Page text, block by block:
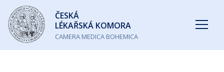
Česká
lékařská
komora
ČESKÁ
LÉKAŘSKÁ KOMORA
CAMERA MEDICA BOHEMICA